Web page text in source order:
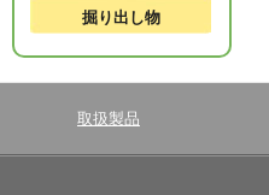
掘り出し物
取扱製品